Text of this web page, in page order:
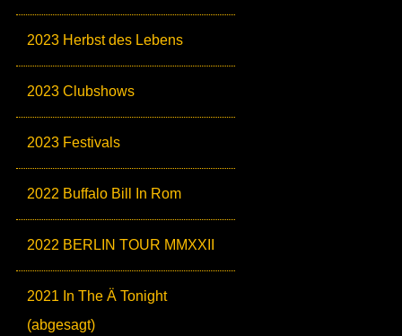
2023 Herbst des Lebens
2023 Clubshows
2023 Festivals
2022 Buffalo Bill In Rom
2022 BERLIN TOUR MMXXII
2021 In The Ä Tonight
(abgesagt)